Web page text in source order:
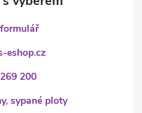
eshop.cz
200
sypané ploty